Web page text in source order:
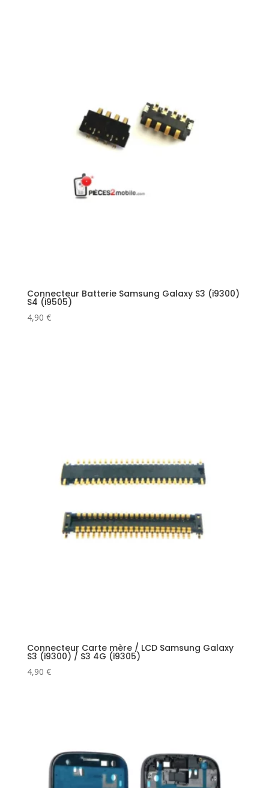
Connecteur Batterie Samsung Galaxy S3 (i9300)
S4 (i9505)
4,90 €
Connecteur Carte mère / LCD Samsung Galaxy
S3 (i9300) / S3 4G (i9305)
4,90 €